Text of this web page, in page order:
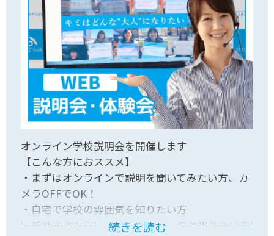
オンライン学校説明会を開催します
【こんな方におススメ】
・まずはオンラインで説明を聞いてみたい方、カ
メラOFFでOK！
・自宅で学校の雰囲気を知りたい方
・転校するならいつの時期がいいのか知りたい方
続きを読む